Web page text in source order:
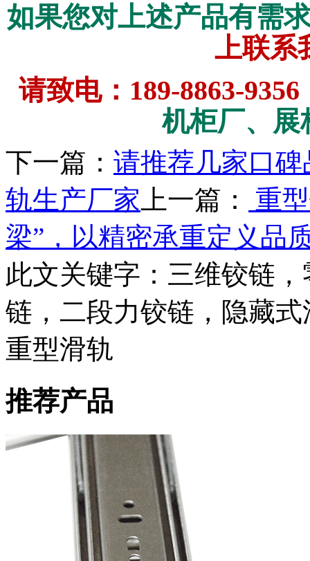
如果您对上述产品有需
上联系
请致电：189-8863-9356
机柜厂、展
下一篇： 请推荐几家口
轨生产厂家 上一篇：
重
梁”，以精密承重定义品
此文关键字： 三维铰链
链，二段力铰链，隐藏
重型滑轨
推荐产品